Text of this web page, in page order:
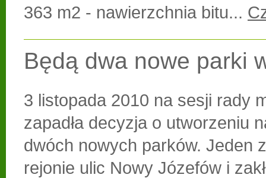
363 m2 - nawierzchnia bitu...
Będą dwa nowe parki
3 listopada 2010 na sesji rady
zapadła decyzja o utworzeniu
dwóch nowych parków. Jeden
rejonie ulic Nowy Józefów i